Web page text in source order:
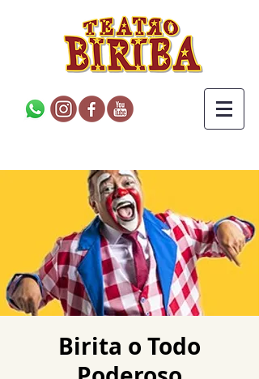
Birita o Todo